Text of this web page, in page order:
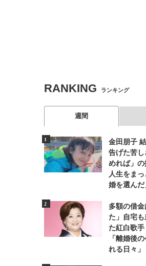
RANKING ランキング
週間
金田朋子
告げた苦
めれば」
人生をま
婚を選んだ
多額の借
た」自宅
た紅白歌手
「離婚後
れる日々」